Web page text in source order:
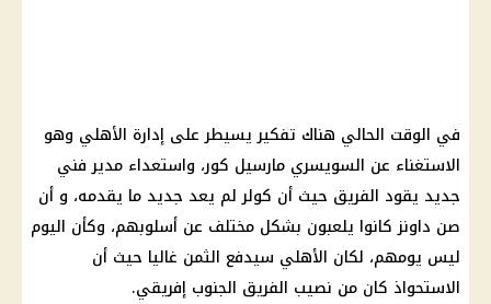
في الوقت الحالي هناك تفكير يسيطر على إدارة الأهلي وهو
الاستغناء عن السويسري مارسيل كور، واستعداء مدير فني
جديد يقود الفريق حيث أن كولر لم يعد جديد ما يقدمه، و أن
صن داونز كانوا يلعبون بشكل مختلف عن أسلوبهم، وكأن اليوم
ليس يومهم، لكان الأهلي سيدفع الثمن غاليا حيث أن
الاستحواذ كان من نصيب الفريق الجنوب إفريقي.